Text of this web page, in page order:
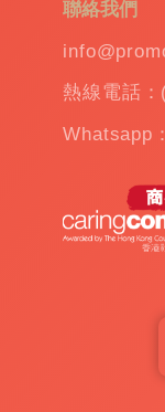
最有效的
我們的創新
這些禮品可
實現他們
更多的信
聯絡我們
熱線電話
Whatsapp